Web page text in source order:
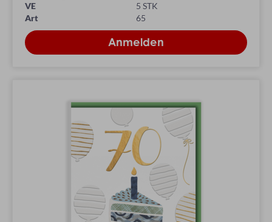
VE
5 STK
Art
65